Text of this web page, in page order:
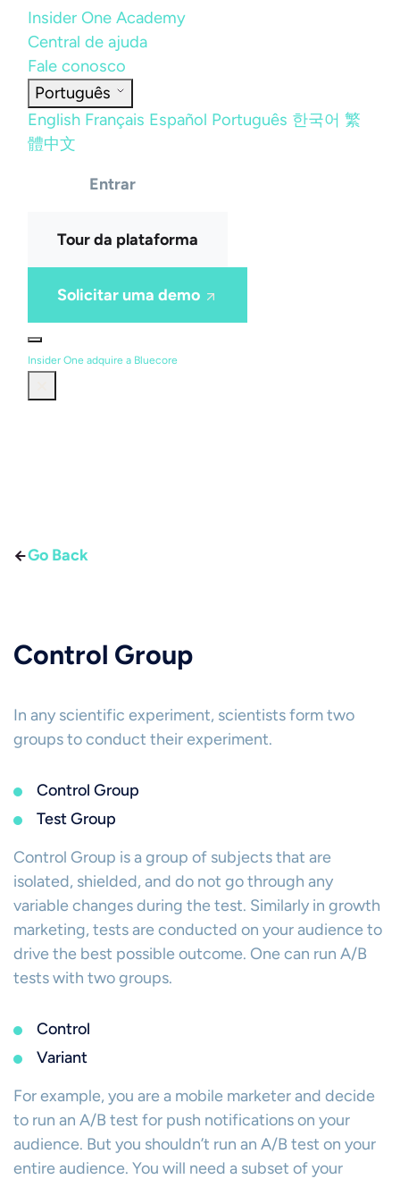
Insider One Academy
Central de ajuda
Fale conosco
Português
English Français Español Português 한국어 繁
體中文
Entrar
Tour da plataforma
Solicitar uma demo
Insider One adquire a Bluecore
Go Back
Control Group
In any scientific experiment, scientists form two
groups to conduct their experiment.
Control Group
Test Group
Control Group is a group of subjects that are
isolated, shielded, and do not go through any
variable changes during the test. Similarly in growth
marketing, tests are conducted on your audience to
drive the best possible outcome. One can run A/B
tests with two groups.
Control
Variant
For example, you are a mobile marketer and decide
to run an A/B test for push notifications on your
audience. But you shouldn’t run an A/B test on your
entire audience. You will need a subset of your